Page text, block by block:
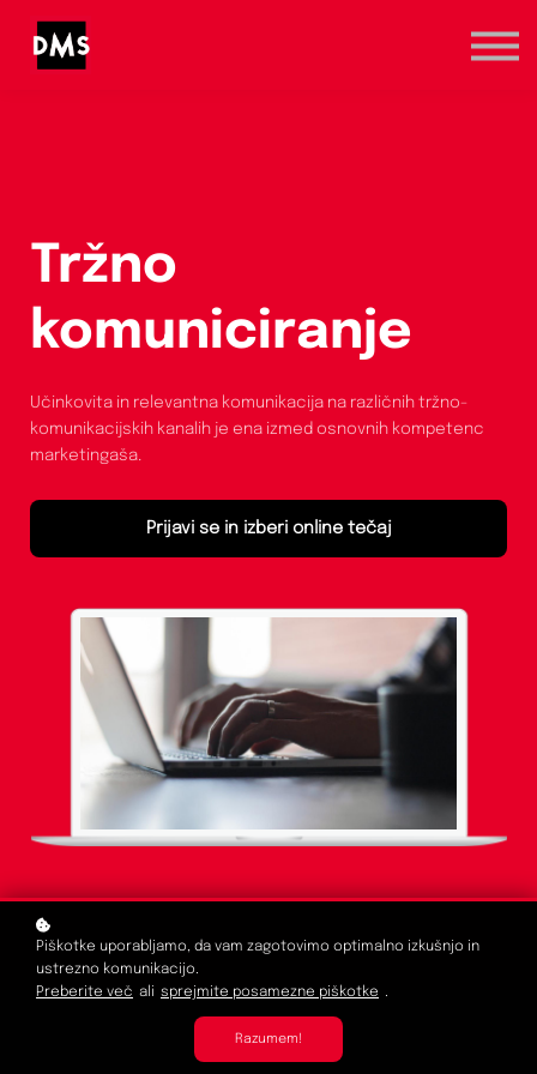
Tržno
komuniciranje
Učinkovita in relevantna komunikacija na različnih tržno-
komunikacijskih kanalih je ena izmed osnovnih kompetenc
marketingaša.
Prijavi se in izberi online tečaj
Piškotke uporabljamo, da vam zagotovimo optimalno izkušnjo in
ustrezno komunikacijo.
Preberite več ali sprejmite posamezne piškotke .
Razumem!